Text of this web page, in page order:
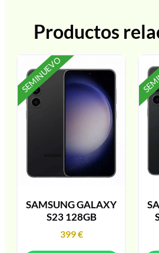
Productos
SEMINUEVO
SAMSUNG GALAXY
S23 128GB
399€